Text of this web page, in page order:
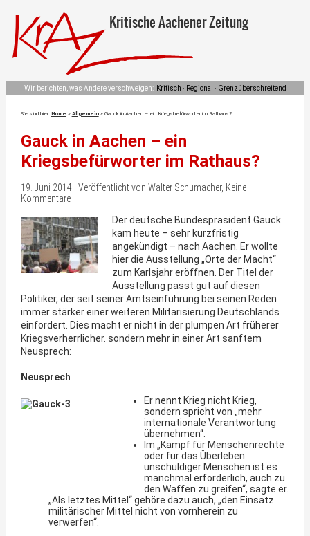
Kritische Aachener Zeitung
Wir berichten, was Andere verschweigen: Kritisch · Regional · Grenzüberschreitend
Sie sind hier: Home » Allgemein» Gauck in Aachen – ein Kriegsbefürworter im Rathaus?
Gauck in Aachen – ein
Kriegsbefürworter im Rathaus?
19. Juni 2014 | Veröffentlicht von Walter Schumacher, Keine
Kommentare
Der deutsche Bundespräsident Gauck
kam heute – sehr kurzfristig
angekündigt – nach Aachen. Er wollte
hier die Ausstellung „Orte der Macht“
zum Karlsjahr eröffnen. Der Titel der
Ausstellung passt gut auf diesen
Politiker, der seit seiner Amtseinführung bei seinen Reden
immer stärker einer weiteren Militarisierung Deutschlands
einfordert. Dies macht er nicht in der plumpen Art früherer
Kriegsverherrlicher. sondern mehr in einer Art sanftem
Neusprech:
Neusprech
Er nennt Krieg nicht Krieg,
sondern spricht von „mehr
internationale Verantwortung
übernehmen“.
Im „Kampf für Menschenrechte
oder für das Überleben
unschuldiger Menschen ist es
manchmal erforderlich, auch zu
den Waffen zu greifen“, sagte er.
„Als letztes Mittel“ gehöre dazu auch, „den Einsatz
militärischer Mittel nicht von vornherein zu
verwerfen“.